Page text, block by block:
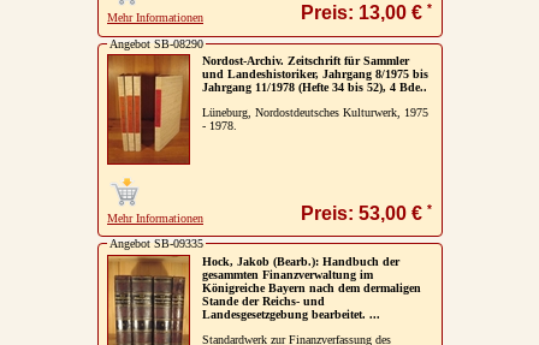
Ihr WarenkorbMehr Informationen Preis: 13,00 € *
Angebot SB-08290
Nordost-Archiv. Zeitschrift für Sammler
und Landeshistoriker, Jahrgang 8/1975 bis
Jahrgang 11/1978 (Hefte 34 bis 52), 4 Bde..
Lüneburg, Nordostdeutsches Kulturwerk, 1975
- 1978.
Mehr Informationen Preis: 53,00 € *
Angebot SB-09335
Hock, Jakob (Bearb.): Handbuch der
gesammten Finanzverwaltung im
Königreiche Bayern nach dem dermaligen
Stande der Reichs- und
Landesgesetzgebung bearbeitet. ...
Standardwerk zur Finanzverfassung des